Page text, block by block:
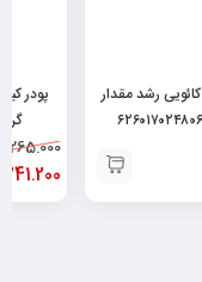
رشد مقدار
گرم
265.000
241.200